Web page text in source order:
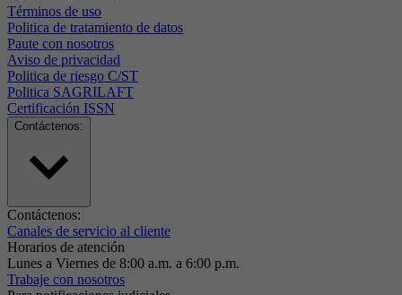
Términos de uso
Politica de tratamiento de datos
Paute con nosotros
Aviso de privacidad
Politica de riesgo C/ST
Politica SAGRILAFT
Certificación ISSN
Contáctenos:
Contáctenos:
Canales de servicio al cliente
Horarios de atención
Lunes a Viernes de 8:00 a.m. a 6:00 p.m.
Trabaje con nosotros